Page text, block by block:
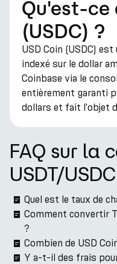
Qu'est-ce
(USDC) ?
USD Coin (USDC)
indexé sur le dollar
Coinbase via le
entièrement garanti
dollars et fait l'objet
FAQ sur la
USDT/USDC
Quel est le taux de
Comment convertir
?
Combien de USD
Y a-t-il des frais